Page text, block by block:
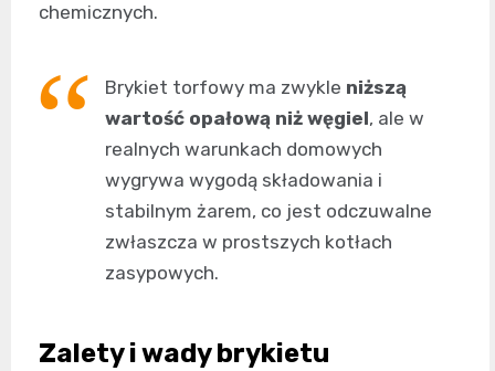
chemicznych.
Brykiet torfowy ma zwykle niższą
wartość opałową niż węgiel, ale w
realnych warunkach domowych
wygrywa wygodą składowania i
stabilnym żarem, co jest odczuwalne
zwłaszcza w prostszych kotłach
zasypowych.
Zalety i wady brykietu